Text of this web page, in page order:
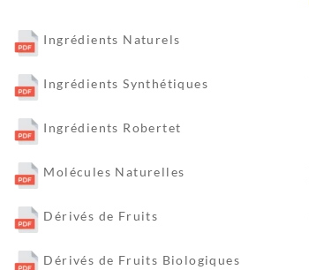
Ingrédients Naturels
Ingrédients Synthétiques
Ingrédients Robertet
Molécules Naturelles
Dérivés de Fruits
Dérivés de Fruits Biologiques